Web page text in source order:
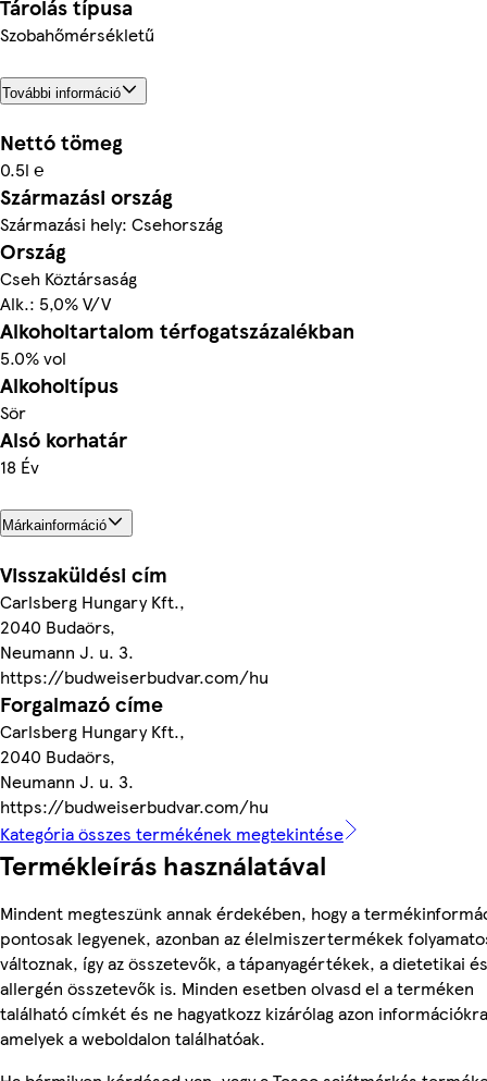
Tárolás típusa
Szobahőmérsékletű
További információ
Nettó tömeg
0.5l ℮
Származási ország
Származási hely: Csehország
Ország
Cseh Köztársaság
Alk.: 5,0% V/V
Alkoholtartalom térfogatszázalékban
5.0% vol
Alkoholtípus
Sör
Alsó korhatár
18 Év
Márkainformáció
Visszaküldési cím
Carlsberg Hungary Kft.,
2040 Budaörs,
Neumann J. u. 3.
https://budweiserbudvar.com/hu
Forgalmazó címe
Carlsberg Hungary Kft.,
2040 Budaörs,
Neumann J. u. 3.
https://budweiserbudvar.com/hu
Kategória összes termékének megtekintése
Termékleírás használatával
Mindent megteszünk annak érdekében, hogy a
pontosak legyenek, azonban az élelmiszertermékek
változnak, így az összetevők, a tápanyagértékek, a dietetikai és
allergén összetevők is. Minden esetben olvasd el a terméken
található címkét és ne hagyatkozz kizárólag azon
amelyek a weboldalon találhatóak.